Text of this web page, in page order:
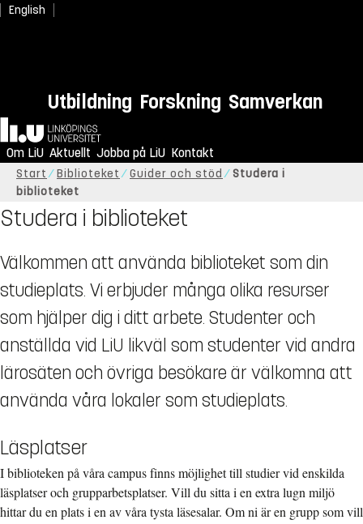
English
Utbildning Forskning Samverkan
Hem
Om LiU Aktuellt Jobba på LiU Kontakt
Start Biblioteket Guider och stöd
Studera i
biblioteket
Studera i biblioteket
Välkommen att använda biblioteket som din
studieplats. Vi erbjuder många olika resurser
som hjälper dig i ditt arbete. Studenter och
anställda vid LiU likväl som studenter vid andra
lärosäten och övriga besökare är välkomna att
använda våra lokaler som studieplats.
Läsplatser
I biblioteken på våra campus finns möjlighet till studier vid enskilda
läsplatser och grupparbetsplatser. Vill du sitta i en extra lugn miljö
hittar du en plats i en av våra tysta läsesalar. Om ni är en grupp som vill